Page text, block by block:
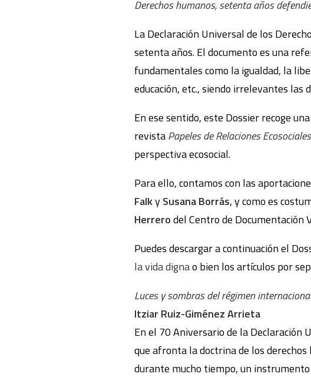
Derechos humanos, setenta años
La Declaración Universal de los
setenta años. El documento es una
fundamentales como la igualdad, la
educación, etc., siendo irrelevantes las
En ese sentido, este Dossier recoge
revistaPapeles de Relaciones
perspectiva ecosocial.
Para ello, contamos con las
FalkySusana Borrás, y como es
Herrerodel Centro de Documentación
Puedes descargar a continuación el
la vida dignao bien los artículos por
Luces y sombras del régimen
Itziar Ruiz-Giménez Arrieta
En el 70 Aniversario de la Declaración
que afronta la doctrina de los
durante mucho tiempo, un